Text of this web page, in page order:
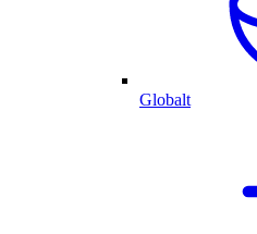
Globalt